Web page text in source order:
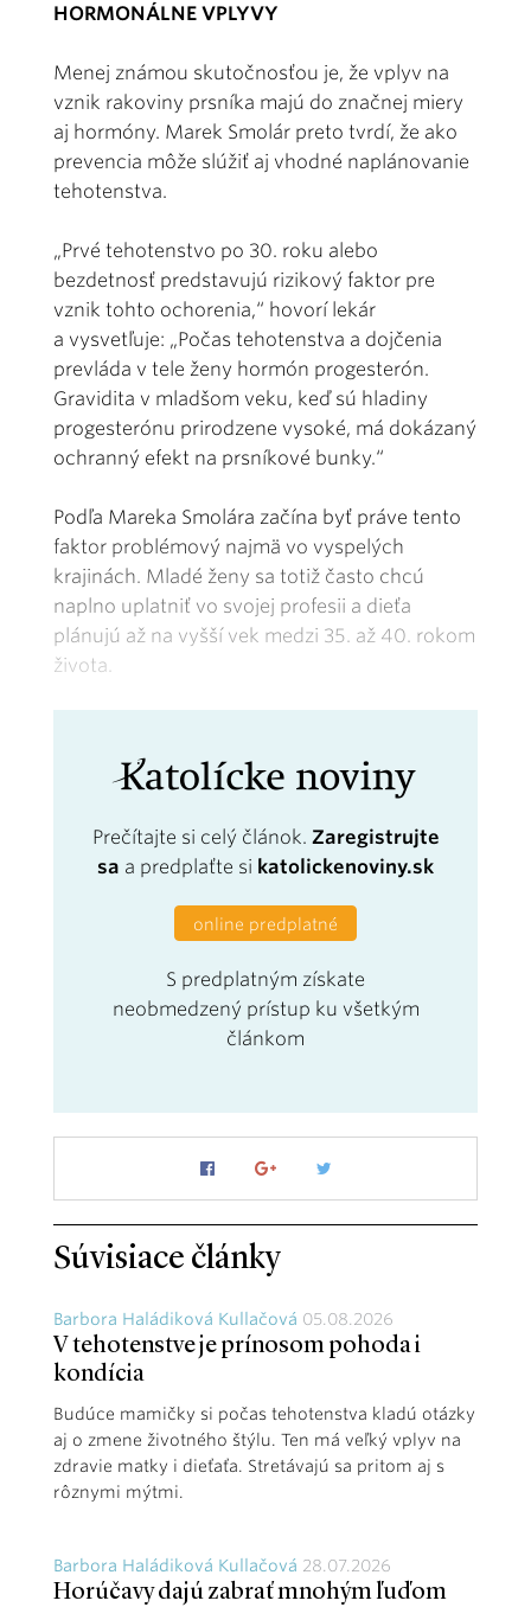
HORMONÁLNE VPLYVY
Menej známou skutočnosťou je, že vplyv na
vznik rakoviny prsníka majú do značnej miery
aj hormóny. Marek Smolár preto tvrdí, že ako
prevencia môže slúžiť aj vhodné naplánovanie
tehotenstva.
„Prvé tehotenstvo po 30. roku alebo
bezdetnosť predstavujú rizikový faktor pre
vznik tohto ochorenia,“ hovorí lekár
a vysvetľuje: „Počas tehotenstva a dojčenia
prevláda v tele ženy hormón progesterón.
Gravidita v mladšom veku, keď sú hladiny
progesterónu prirodzene vysoké, má dokázaný
ochranný efekt na prsníkové bunky.“
Podľa Mareka Smolára začína byť práve tento
faktor problémový najmä vo vyspelých
krajinách. Mladé ženy sa totiž často chcú
naplno uplatniť vo svojej profesii a dieťa
plánujú až na vyšší vek medzi 35. až 40. rokom
života.
Prečítajte si celý článok. Zaregistrujte
sa a predplaťte si katolickenoviny.sk
online predplatné
S predplatným získate
neobmedzený prístup ku všetkým
článkom
Súvisiace články
Barbora Haládiková Kullačová 05.08.2026
V tehotenstve je prínosom pohoda i
kondícia
Budúce mamičky si počas tehotenstva kladú otázky
aj o zmene životného štýlu. Ten má veľký vplyv na
zdravie matky i dieťaťa. Stretávajú sa pritom aj s
rôznymi mýtmi.
Barbora Haládiková Kullačová 28.07.2026
Horúčavy dajú zabrať mnohým ľuďom